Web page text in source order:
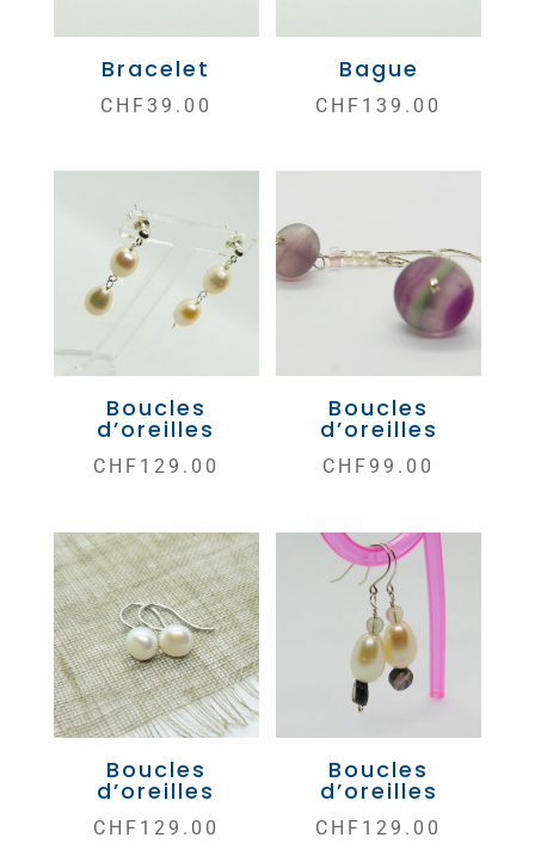
Bracelet
CHF39.00
Bague
CHF 139.00
Boucles
d’oreilles
CHF 129.00
Boucles
d’oreilles
CHF99.00
Boucles
d’oreilles
CHF 129.00
Boucles
d’oreilles
CHF 129.00